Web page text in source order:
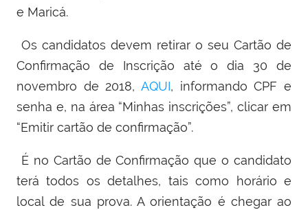
e Maricá.
Os candidatos devem retirar o seu Cartão de
Confirmação de Inscrição até o dia 30 de
novembro de 2018, AQUI, informando CPF e
senha e, na área “Minhas inscrições”, clicar em
“Emitir cartão de confirmação”.
É no Cartão de Confirmaçãoque o candidato
terátodos os detalhes, tais como horário e
local de sua prova. A orientação é chegar ao